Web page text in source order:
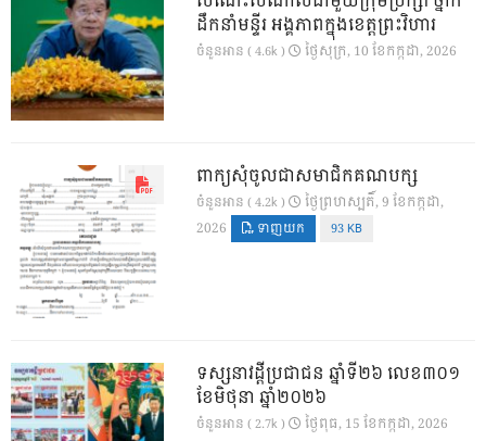
ដឹកនាំមន្ទីរ អង្គភាពក្នុងខេត្តព្រះវិហារ
ចំនួនអាន ( 4.6k ) ថ្ងៃ​សុក្រ, 10 ខែ​កក្កដា, 2026
ពាក្យសុំចូលជាសមាជិកគណបក្ស
ចំនួនអាន ( 4.2k )
ថ្ងៃ​ព្រហស្បតិ៍, 9 ខែ​កក្កដា,
2026
ទាញយក 93 KB
ទស្សនាវដ្ដីប្រជាជន ឆ្នាំទី២៦ លេខ៣០១
ខែមិថុនា ឆ្នាំ២០២៦
ចំនួនអាន ( 2.7k ) ថ្ងៃ​ពុធ, 15 ខែ​កក្កដា, 2026